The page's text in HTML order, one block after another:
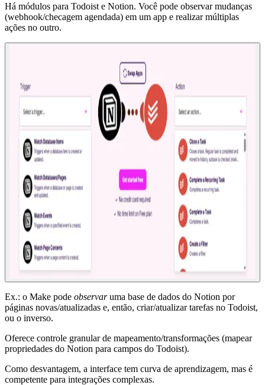
Há módulos para Todoist e Notion. Você pode observar mudanças
(webhook/checagem agendada) em um app e realizar múltiplas
ações no outro.
Ex.: o Make pode observaruma base de dados do Notion por
páginas novas/atualizadas e, então, criar/atualizar tarefas no Todoist,
ou o inverso.
Oferece controle granular de mapeamento/transformações (mapear
propriedades do Notion para campos do Todoist).
Como desvantagem, a interface tem curva de aprendizagem, mas é
competente para integrações complexas.